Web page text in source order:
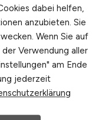
dabei helfen,
anzubieten. Sie
Wenn Sie auf
Verwendung aller
am Ende
jederzeit